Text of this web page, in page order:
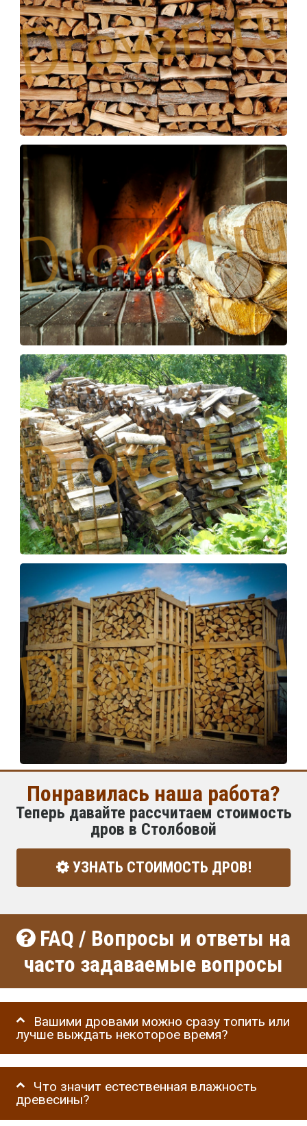
Понравилась наша работа?
Теперь давайте рассчитаем стоимость
дров в Столбовой
УЗНАТЬ СТОИМОСТЬ ДРОВ!
FAQ / Вопросы и ответы на
часто задаваемые вопросы
Вашими дровами можно сразу топить или
лучше выждать некоторое время?
Что значит естественная влажность
древесины?